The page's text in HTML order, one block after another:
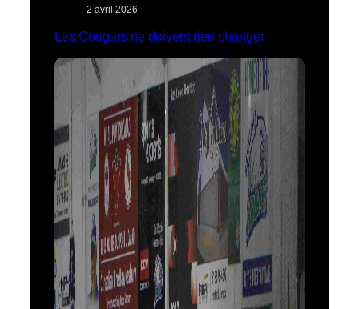
2 avril 2026
Les Cougars ne doivent rien changer